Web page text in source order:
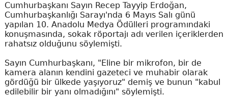
Cumhurbaşkanı Sayın Recep Tayyip Erdoğan,
Cumhurbaşkanlığı Sarayı'nda 6 Mayıs Salı günü
yapılan 10. Anadolu Medya Ödülleri programındaki
konuşmasında, sokak röportajı adı verilen içeriklerden
rahatsız olduğunu söylemişti.
Sayın Cumhurbaşkanı, "Eline bir mikrofon, bir de
kamera alanın kendini gazeteci ve muhabir olarak
gördüğü bir ülkede yaşıyoruz" demiş ve bunun "kabul
edilebilir bir yanı olmadığını" söylemişti.